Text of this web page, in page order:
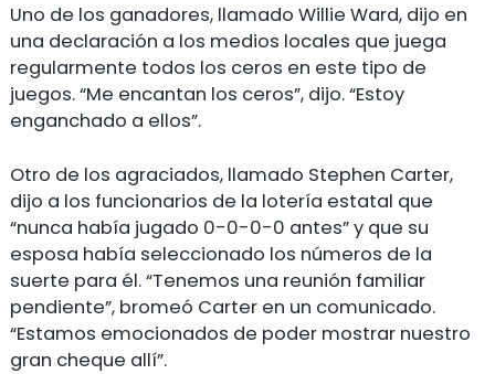
Uno de los ganadores, llamado Willie Ward, dijo en
una declaración a los medios locales que juega
regularmente todos los ceros en este tipo de
juegos. “Me encantan los ceros”, dijo. “Estoy
enganchado a ellos”.
Otro de los agraciados, llamado Stephen Carter,
dijo a los funcionarios de la lotería estatal que
“nunca había jugado 0-0-0-0 antes” y que su
esposa había seleccionado los números de la
suerte para él. “Tenemos una reunión familiar
pendiente”, bromeó Carter en un comunicado.
“Estamos emocionados de poder mostrar nuestro
gran cheque allí”.